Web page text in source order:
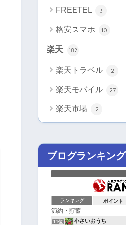
FREETEL 3
格安スマホ 10
楽天 182
楽天トラベル 2
楽天モバイル 27
楽天市場 2
ブログランキング
ランキング ポイント
11位 小さいおうち